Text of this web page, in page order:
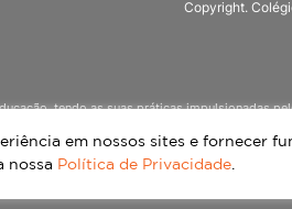
Copyright.
tendo as suas práticas impulsionadas
em nossos sites e fornecer
nossa Política de Privacidade